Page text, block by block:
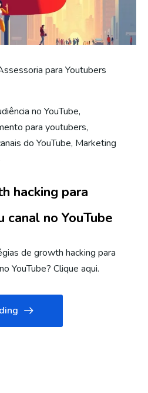
para Youtubers
no YouTube,
para youtubers,
do YouTube, Marketing
hacking para
canal no YouTube
de growth hacking para
YouTube? Clique aqui.